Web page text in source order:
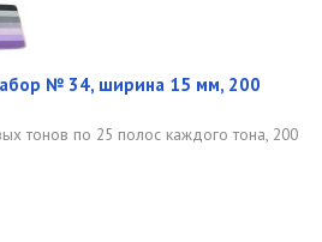
№ 34, ширина 15 мм, 200
тонов по 25 полос каждого тона, 200